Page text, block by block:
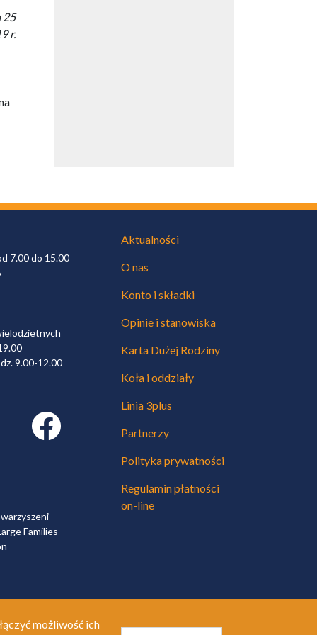
25
r.
7.00 do 15.00
9.00-12.00
Facebook link
Families
Aktualności
O nas
Konto i składki
Opinie i stanowiska
Karta Dużej Rodziny
Koła i oddziały
Linia 3plus
Partnerzy
Polityka prywatności
Regulamin płatności
on-line
możliwość ich